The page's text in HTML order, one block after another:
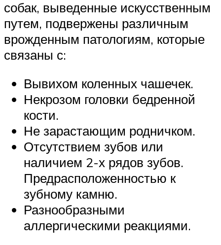
собак, выведенные искусственным
путем, подвержены различным
врожденным патологиям, которые
связаны с:
Вывихом коленных чашечек.
Некрозом головки бедренной
кости.
Не зарастающим родничком.
Отсутствием зубов или
наличием 2-х рядов зубов.
Предрасположенностью к
зубному камню.
Разнообразными
аллергическими реакциями.